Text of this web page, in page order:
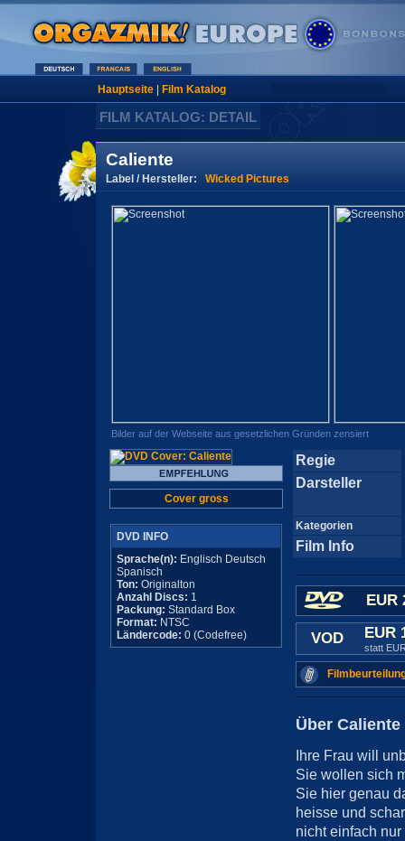
Hauptseite| Film Katalog
FILM KATALOG: DETAIL
Caliente
Label / Hersteller: Wicked Pictures
Bilder auf der Webseite aus gesetzlichen Gründen zensiert
Cover gross
DVD INFO
Sprache(n): Englisch Deutsch
Spanisch
Ton: Originalton
Anzahl Discs: 1
Packung: Standard Box
Format: NTSC
Ländercode: 0 (Codefree)
Regie
Darsteller
Kategorien
Film Info
EUR
VOD EUR
statt
Über Caliente
Ihre Frau will
Sie wollen sich
Sie hier genau
heisse und
nicht einfach